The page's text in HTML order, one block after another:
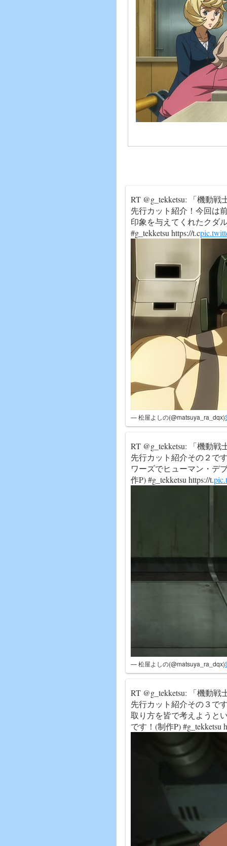
RT @g_tekketsu: 「機動
先行カット紹介！今回は
印象を与えてくれたクダ
#g_tekketsu https://t.c
— 松屋よしの(@matsuya_ra_dqx)
RT @g_tekketsu: 「機動
先行カット紹介その２で
ワーズでヒューマン・デ
作P) #g_tekketsu https://t.
— 松屋よしの(@matsuya_ra_dqx)
RT @g_tekketsu: 「機動
先行カット紹介その３で
取り方を皆で考えようと
です！(制作P) #g_tekketsu